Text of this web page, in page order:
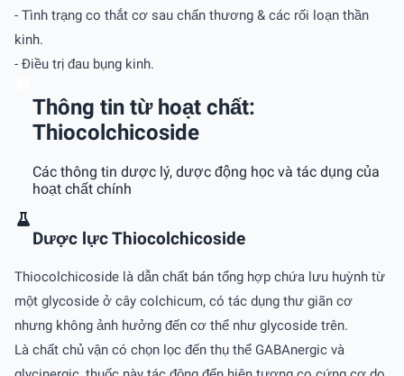
- Tình trạng co thắt cơ sau chấn thương & các rối loạn thần
kinh.
- Ðiều trị đau bụng kinh.
Thông tin từ hoạt chất:
Thiocolchicoside
Các thông tin dược lý, dược động học và tác dụng của
hoạt chất chính
Dược lực Thiocolchicoside
Thiocolchicoside là dẫn chất bán tổng hợp chứa lưu huỳnh từ
một glycoside ở cây colchicum, có tác dụng thư giãn cơ
nhưng không ảnh hưởng đến cơ thể như glycoside trên.
Là chất chủ vận có chọn lọc đến thụ thể GABAnergic và